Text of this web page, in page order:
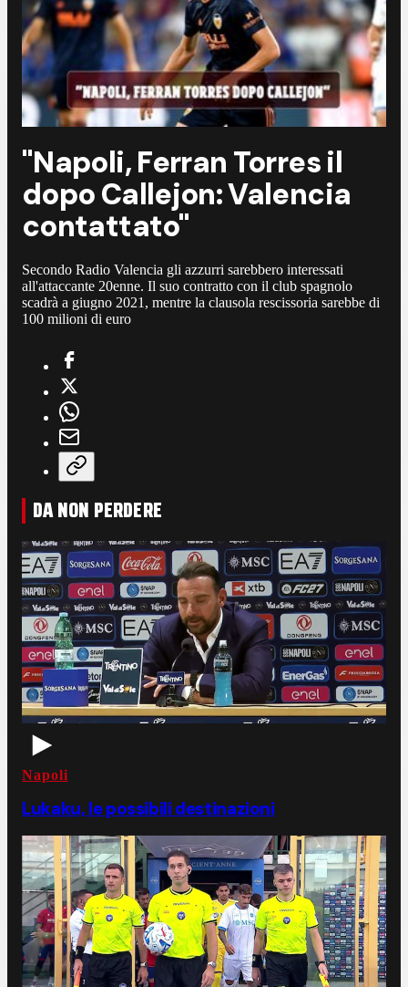
"Napoli, Ferran Torres il
dopo Callejon: Valencia
contattato"
Secondo Radio Valencia gli azzurri sarebbero interessati
all'attaccante 20enne. Il suo contratto con il club spagnolo
scadrà a giugno 2021, mentre la clausola rescissoria sarebbe di
100 milioni di euro
DA NON PERDERE
Napoli
Lukaku, le possibili destinazioni